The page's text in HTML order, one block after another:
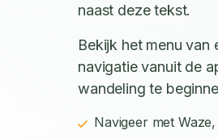
naast deze tekst.
Bekijk het menu van
navigatie vanuit de
wandeling te
Navigeer met